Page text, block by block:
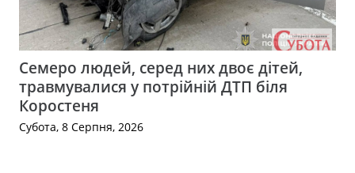
Семеро людей, серед них двоє дітей,
травмувалися у потрійній ДТП біля
Коростеня
Субота, 8 Серпня, 2026